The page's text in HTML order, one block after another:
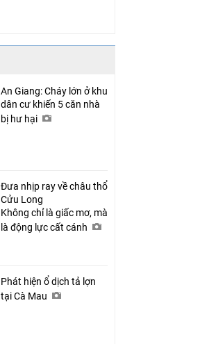
An Giang: Cháy lớn ở khu
dân cư khiến 5 căn nhà
bị hư hại
Đưa nhịp ray về châu thổ
Cửu Long
Không chỉ là giấc mơ, mà
là động lực cất cánh
Phát hiện ổ dịch tả lợn
tại Cà Mau